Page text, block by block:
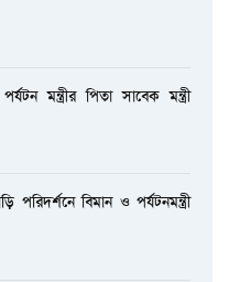
মন্ত্রীর পিতা সাবেক মন্ত্রী
পরিদর্শনে বিমান ও পর্যটনমন্ত্রী